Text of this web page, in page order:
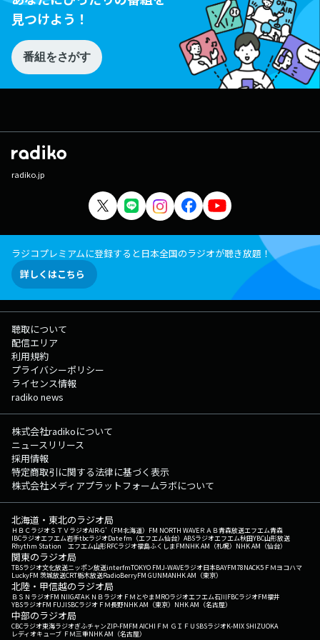
見つけよう！
番組をさがす
radiko.jp
ラジコプレミアムに登録すると日本全国のラジオが聴き放題！
詳しくはこちら
聴取について
配信エリア
利用規約
プライバシーポリシー
ライセンス情報
radiko news
株式会社radikoについて
ニュースリリース
採用情報
特定商取引に関する法律に基づく表示
株式会社メディアプラットフォームラボについて
北海道・東北のラジオ局
ＨＢＣラジオＳＴＶラジオAIR-G'（FM北海道） FM NORTH WAVEＲＡＢ青森放送エフエム青森
IBCラジオエフエム岩手tbcラジオDate fm（エフエム仙台） ABSラジオエフエム秋田YBC山形放送
Rhythm Station エフエム山形RFCラジオ福島ふくしまFMNHK AM（札幌） NHK AM（仙台）
関東のラジオ局
TBSラジオ文化放送ニッポン放送interfmTOKYO FMJ-WAVEラジオ日本BAYFM78NACK5 ＦＭヨコハマ
LuckyFM 茨城放送CRT栃木放送RadioBerryFM GUNMANHK AM（東京）
北陸・甲信越のラジオ局
ＢＳＮラジオFM NIIGATAＫＮＢラジオ ＦＭとやまMROラジオエフエム石川FBCラジオFM福井
YBSラジオFM FUJISBCラジオ ＦＭ長野NHK AM（東京） NHK AM（名古屋）
中部のラジオ局
CBCラジオ東海ラジオぎふチャンZIP-FMFM AICHI ＦＭ ＧＩＦＵ SBSラジオK-MIX SHIZUOKA
レディオキューブ ＦＭ三重NHK AM（名古屋）